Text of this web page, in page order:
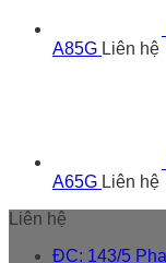
A85G Liên hệ
A65G Liên hệ
Liên hệ
ĐC: 143/5